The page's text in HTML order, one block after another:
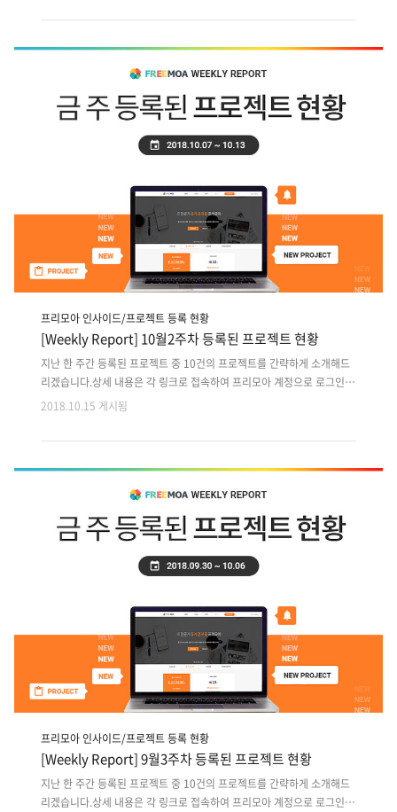
세요!! 1. WMS 업무용 물류 시스템 고도화(PL+개발자)2. HTML5 기반
디자인+개발4. 영상 기반 SNS 소셜 Android 앱서비스 개발5. 부동산 임
대인&임차인 소통 및 계약관리 Android 앱개발6. 마켓구조 출장음식 중
개 Android 앱디자인+개발7. 게시판 방식 성형외과 수술 정보제공 앱디
자인+개발8. 구글 리셀러 병원 인트라넷 웹서비스..
프리모아 인사이드/프로젝트 등록 현황
[Weekly Report] 10월2주차 등록된 프로젝트 현황
지난 한 주간 등록된 프로젝트 중 10건의 프로젝트를 간략하게 소개해드
리겠습니다.상세 내용은 각 링크로 접속하여 프리모아 계정으로 로그인
후 확인 가능합니다. 지난 주 등록된 프로젝트 외에도 마감이 다가오는 이
세요!! 1. 인테리어 도배전문 용역&회사와 소비자 중개 Android 개발2.
자막 편집 및 플레이어 윈도우 Client 프로그램 개발4. 반도체/소형부품
생산기업 반응형웹 UI/UX기획5. 동아대학교내 멘토/멘티 질문답변 앱개
발6. 폐쇄형 휴대폰 판매 쇼핑몰앱 개발7. 설문기반 소셜데이팅 매칭 IOS
Client 단 개발8. 온라인교육제공 웹+정보제공 웹사이..
2018.10.15 게시됨
프리모아 인사이드/프로젝트 등록 현황
[Weekly Report] 9월3주차 등록된 프로젝트 현황
지난 한 주간 등록된 프로젝트 중 10건의 프로젝트를 간략하게 소개해드
리겠습니다.상세 내용은 각 링크로 접속하여 프리모아 계정으로 로그인